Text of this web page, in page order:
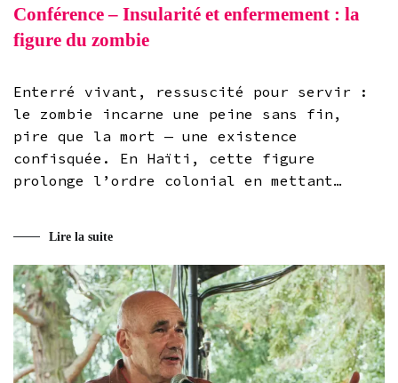
Conférence – Insularité et enfermement : la
figure du zombie
Enterré vivant, ressuscité pour servir :
le zombie incarne une peine sans fin,
pire que la mort — une existence
confisquée. En Haïti, cette figure
prolonge l’ordre colonial en mettant…
Lire la suite